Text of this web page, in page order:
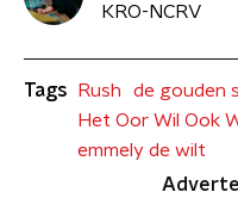
KRO-NCRV
Tags Rush
de gouden
Het Oor Wil Ook
emmely de wilt